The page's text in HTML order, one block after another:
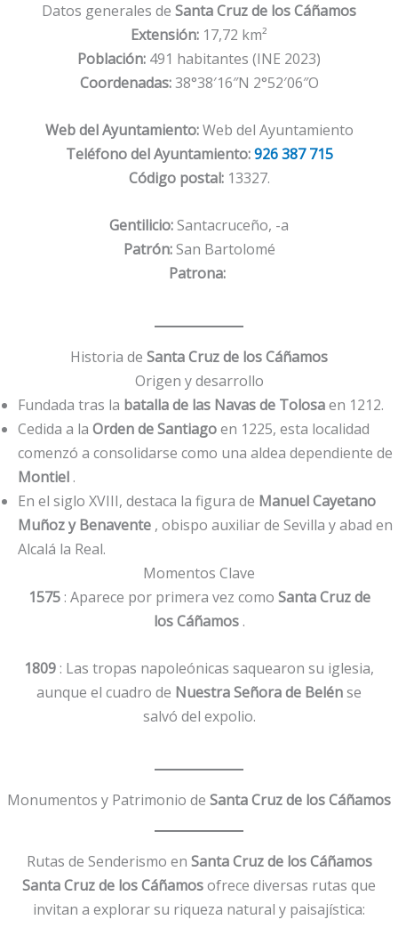
Datos generales de Santa Cruz de los Cáñamos
Extensión: 17,72 km²
Población: 491 habitantes (INE 2023)
Coordenadas:38°38′16″N 2°52′06″O
Web del Ayuntamiento: Web del Ayuntamiento
Teléfono del Ayuntamiento:926 387 715
Código postal:13327.
Gentilicio:Santacruceño, -a
Patrón:San Bartolomé
Patrona:
Historia de Santa Cruz de los Cáñamos
Origen y desarrollo
Fundada tras la batalla de las Navas de Tolosaen 1212.
Cedida a la Orden de Santiagoen 1225, esta localidad
comenzó a consolidarse como una aldea dependiente de
Montiel .
En el siglo XVIII, destaca la figura de Manuel Cayetano
Muñoz y Benavente , obispo auxiliar de Sevilla y abad en
Alcalá la Real.
Momentos Clave
1575: Aparece por primera vez como Santa Cruz de
los Cáñamos.
1809 : Las tropas napoleónicas saquearon su iglesia,
aunque el cuadro de Nuestra Señora de Belénse
salvó del expolio.
Monumentos y Patrimonio de Santa Cruz de los Cáñamos
Rutas de Senderismo en Santa Cruz de los Cáñamos
Santa Cruz de los Cáñamosofrece diversas rutas que
invitan a explorar su riqueza natural y paisajística: